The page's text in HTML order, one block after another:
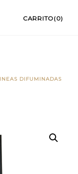
CARRITO(0)
DIFUMINADAS